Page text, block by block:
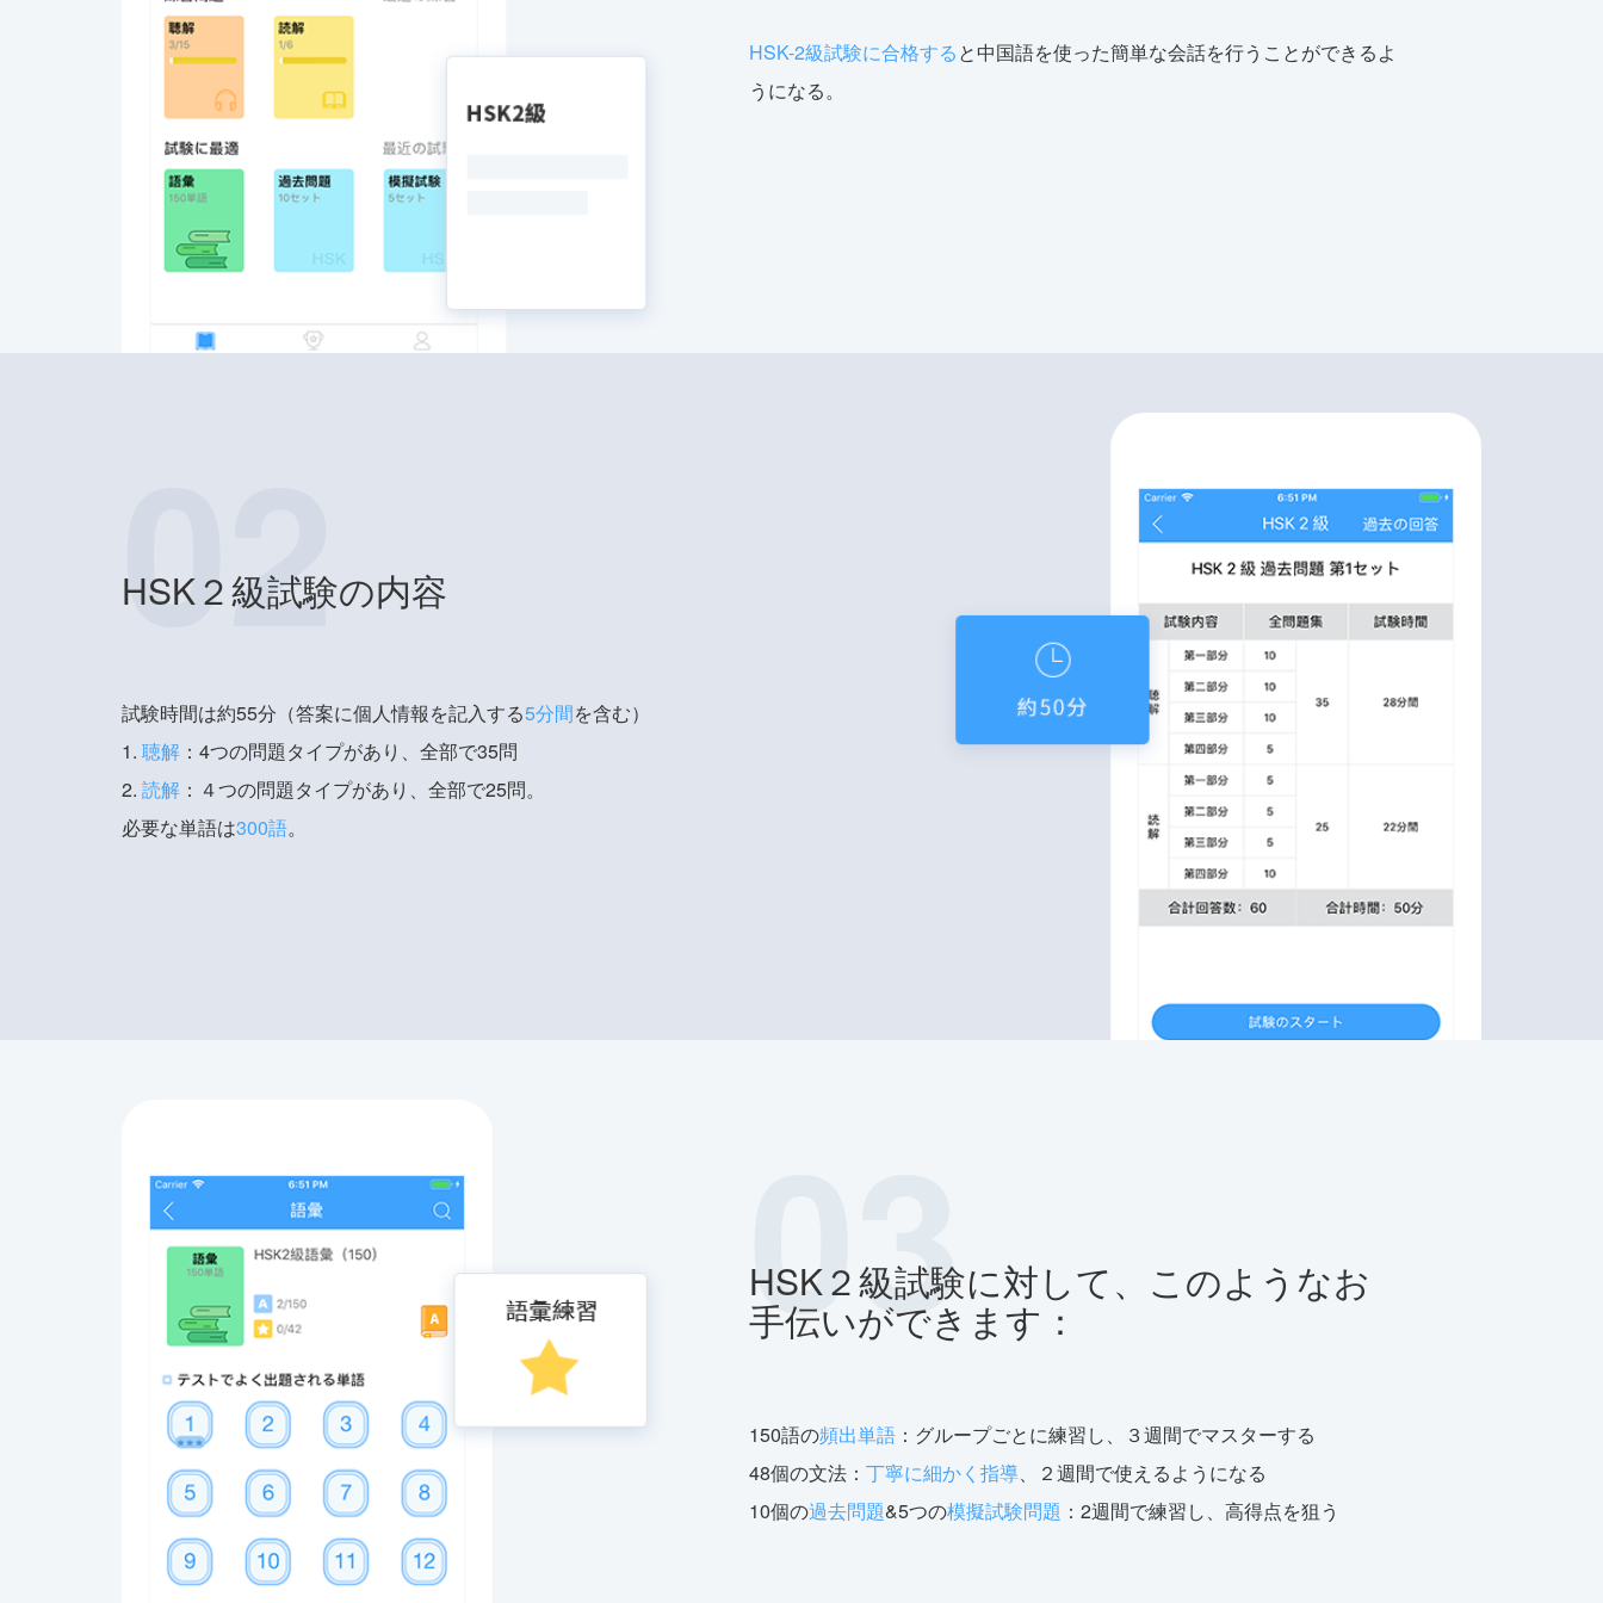
HSK-2級試験に合格すると中国語を使った簡単な会話を行うことができるよ
うになる。
02
HSK２級試験の内容
試験時間は約55分（答案に個人情報を記入する5分間を含む）
1. 聴解 ：4つの問題タイプがあり、全部で35問
2. 読解 ：４つの問題タイプがあり、全部で25問。
必要な単語は300語。
03
HSK２級試験に対して、このようなお
手伝いができます：
150語の頻出単語 ：グループごとに練習し、３週間でマスターする
48個の文法： 丁寧に細かく指導、２週間で使えるようになる
10個の過去問題&5つの模擬試験問題 ：2週間で練習し、高得点を狙う